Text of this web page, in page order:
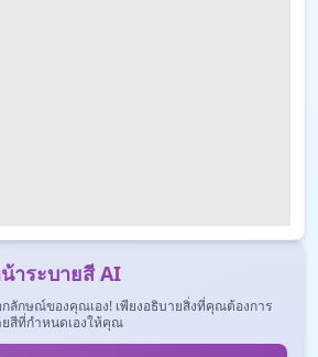
าระบายสี AI
กลักษณ์ของคุณเอง! เพียงอธิบายสิ่งที่คุณต้องการ
ยสีที่กำหนดเองให้คุณ